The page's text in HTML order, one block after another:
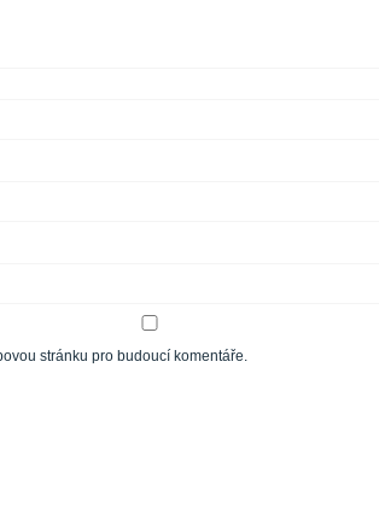
stránku pro budoucí komentáře.